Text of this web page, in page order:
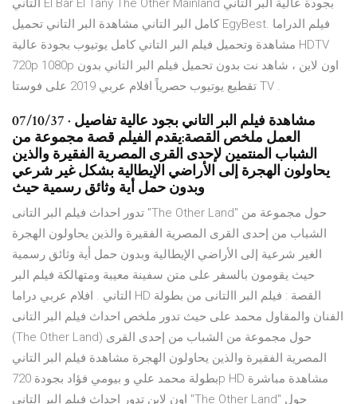
التاني El Bar El Tany The Other Mainland بجودة عالية البر التاني
كامل البر التاني مشاهدة البر التاني تحميل EgyBest. فيلم الدراما
مشاهدة وتحميل فيلم البر التاني كامل يوتيوب بجودة عالية HDTV
720p 1080p اون لاين ، شاهد نت بدون تحميل فيلم البر التاني بدون
تقطيع يوتيوب حصرياً افلام عربي 2019 على فوستا TV .
07/10/37 · مشاهدة فيلم البر التاني بجود عالية تفاصيل
العمل ملخص القصة:يقدم الفيلم قصة مجموعة من
الشباب المنتمين ﻹحدى القرى المصرية الفقيرة والذين
يحاولون الهجرة إلى اﻷراضي اﻹيطالية بشكل غير شرعي
وبدون حمل أية وثائق رسمية حيث
تدور احداث فيلم البر التانى "The Other Land" حول مجموعة من
الشباب من إحدى القرى المصرية الفقيرة والذين يحاولون الهجرة
الغير شرعية إلى اﻷراضي اﻹيطالية وبدون حمل أية وثائق رسمية
حيث يقومون بالسفر على متن سفينة معيبة ومتهالكة فيلم البر
التاني . افلام عربي دراما HD القصة : فيلم البر االتانى من بطولة
الفنان والمقاول محمد على حيث تدور ملخص احداث فيلم البر التانى
(The Other Land) حول مجموعة من الشباب من إحدى القرى
المصرية الفقيرة والذين يحاولون الهجرة مشاهدة فيلم البر التاني
بطولة محمد علي و بيومي فؤاد بجودة 720p HD مشاهدة مباشرة
اون لاين تدور احداث فيلم البر التانى "The Other Land" حول